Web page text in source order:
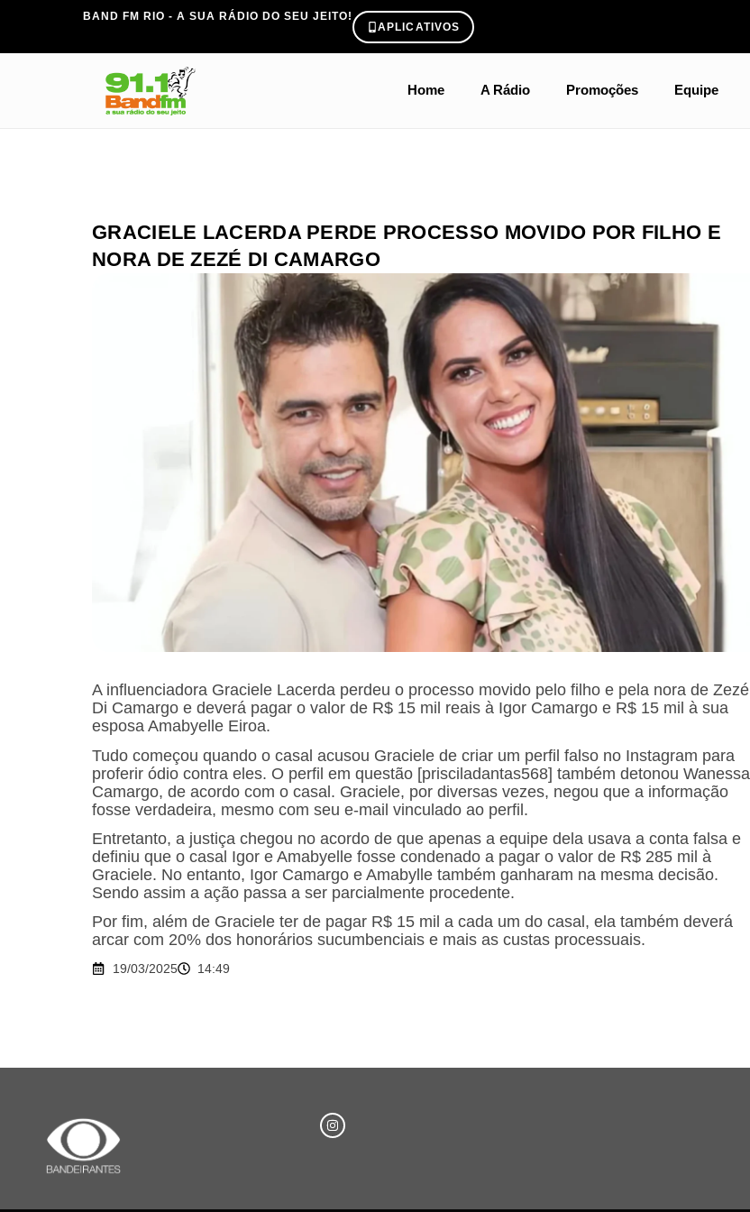
BAND FM RIO - A SUA RÁDIO DO SEU JEITO!
APLICATIVOS
Home A Rádio Promoções Equipe
GRACIELE LACERDA PERDE PROCESSO MOVIDO POR FILHO E
NORA DE ZEZÉ DI CAMARGO
A influenciadora Graciele Lacerda perdeu o processo movido pelo filho e pela nora de Zezé
Di Camargo e deverá pagar o valor de R$ 15 mil reais à Igor Camargo e R$ 15 mil à sua
esposa Amabyelle Eiroa.
Tudo começou quando o casal acusou Graciele de criar um perfil falso no Instagram para
proferir ódio contra eles. O perfil em questão [prisciladantas568] também detonou Wanessa
Camargo, de acordo com o casal. Graciele, por diversas vezes, negou que a informação
fosse verdadeira, mesmo com seu e-mail vinculado ao perfil.
Entretanto, a justiça chegou no acordo de que apenas a equipe dela usava a conta falsa e
definiu que o casal Igor e Amabyelle fosse condenado a pagar o valor de R$ 285 mil à
Graciele. No entanto, Igor Camargo e Amabylle também ganharam na mesma decisão.
Sendo assim a ação passa a ser parcialmente procedente.
Por fim, além de Graciele ter de pagar R$ 15 mil a cada um do casal, ela também deverá
arcar com 20% dos honorários sucumbenciais e mais as custas processuais.
19/03/2025 14:49